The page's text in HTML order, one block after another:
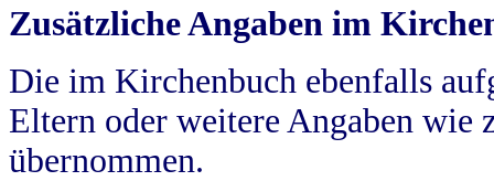
Zusätzliche Angaben im
Die im Kirchenbuch ebenfalls
Eltern oder weitere Angaben wie
übernommen.